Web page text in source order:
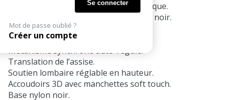
Mot de passe oublié ?
Créer un compte
Réglable en hauteur par lift pneumatique.
Assise mousse injectée, tapissée tissu noir.
Dossier résille sur structure noire.
Têtière réglable.
Mécanisme synchrone auto-régulé.
Translation de l’assise.
Soutien lombaire réglable en hauteur.
Accoudoirs 3D avec manchettes soft touch.
Base nylon noir.